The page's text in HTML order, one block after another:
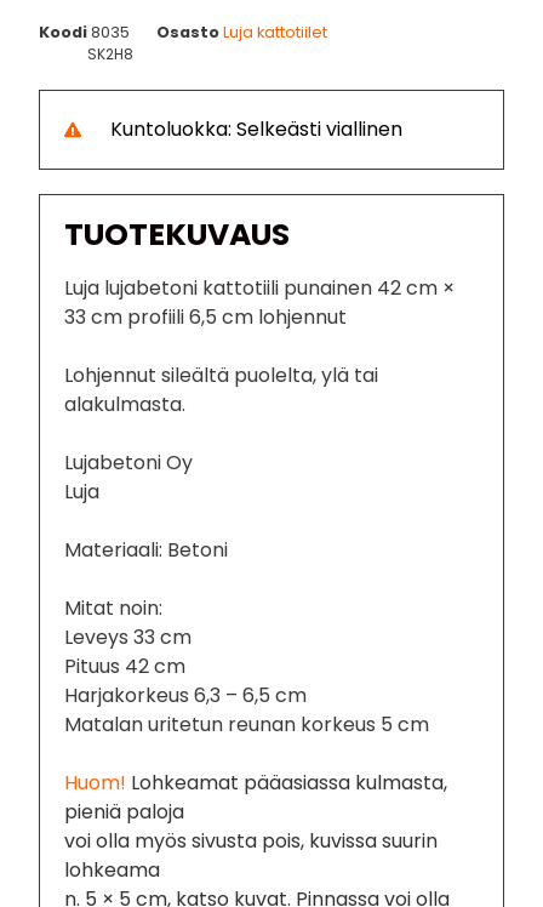
Koodi8035 OsastoLuja kattotiilet
SK2H8
Kuntoluokka: Selkeästi viallinen
TUOTEKUVAUS
Luja lujabetoni kattotiili punainen 42 cm ×
33 cm profiili 6,5 cm lohjennut
Lohjennut sileältä puolelta, ylä tai
alakulmasta.
Lujabetoni Oy
Luja
Materiaali: Betoni
Mitat noin:
Leveys 33 cm
Pituus 42 cm
Harjakorkeus 6,3 – 6,5 cm
Matalan uritetun reunan korkeus 5 cm
Huom! Lohkeamat pääasiassa kulmasta,
pieniä paloja
voi olla myös sivusta pois, kuvissa suurin
lohkeama
n. 5 × 5 cm, katso kuvat. Pinnassa voi olla